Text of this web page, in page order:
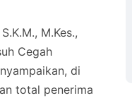
M.Kes.,
Cegah
di
total penerima